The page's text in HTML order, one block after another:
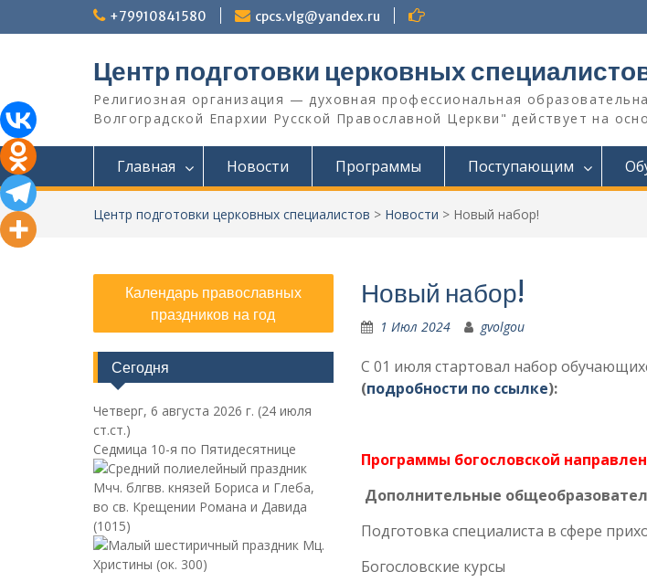
+79910841580 cpcs.vlg@yandex.ru
Центр подготовки церковных
Религиозная организация — духовная профессиональная
Волгоградской Eпархии Русской Православной Церкви" действует на
Главная Новости Программы Поступающим
Центр подготовки церковных специалистов > Новости > Новый набор!
Новый набор!
1 Июл 2024 gvolgou
С 01 июля стартовал набор
(подробности по ссылке):
Программы богословской
Дополнительные
Подготовка специалиста в сфере
Богословские курсы
Календарь православных
праздников на год
Сегодня
Четверг, 6 августа 2026 г. (24 июля
ст.ст.)
Седмица 10-я по Пятидесятнице
Мчч. блгвв. князей Бориса и Глеба,
во св. Крещении Романа и Давида
(1015)
Мц.
Христины (ок. 300)